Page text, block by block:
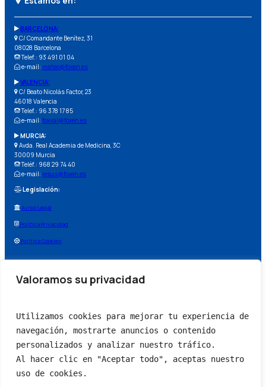
Valoramos su privacidad
Utilizamos cookies para mejorar tu experiencia de
navegación, mostrarte anuncios o contenido
personalizados y analizar nuestro tráfico.
Al hacer clic en "Aceptar todo", aceptas nuestro
uso de cookies.
BARCELONA:
C/ Comandante Benítez, 31
08028 Barcelona
Telef.: 93 491 01 04
e-mail: mateo@foxen.es
VALENCIA:
C/ Beato Nicolás Factor, 23
46018 Valencia
Telef.: 96 378 17 85
e-mail: foxval@foxen.es
MURCIA:
Avda. Real Academia de Medicina, 3C
30009 Murcia
Teléf.: 968 29 74 40
e-mail: jesus@foxen.es
Legislación:
Aviso Legal
Política Privacidad
Política Cookies